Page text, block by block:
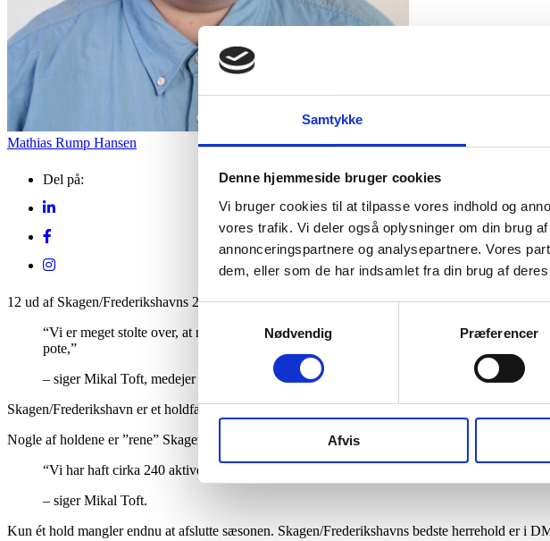
Samtykke
Denne hjemmeside bruger cookies
Vi bruger cookies til at tilpasse vores indhold og
vores trafik. Vi deler også oplysninger om din brug
annonceringspartnere og analysepartnere. Vores
dem, eller som de har indsamlet fra din brug af
Samtykkevalg
Nødvendig
Præferencer
Afvis
Mathias Rump Hansen
Del på:
12 ud af Skagen/Frederikshavns 27 turneringshold i padel rykkede op i forårssæsonen, som
“Vi er meget stolte over, at næsten halvdelen af vores hold kunne lade
pote,”
– siger Mikal Toft, medejer af Padel 99.
Skagen/Frederikshavn er et holdfællesskab mellem Padel 99 i Frederikshavn og Skagen
Nogle af holdene er ”rene” Skagen- eller Frederikshavn-hold, mens andre hold består af spillere
“Vi har haft cirka 240 aktive turneringsspillere i foråret. Det er ret vildt og fortæller alt
– siger Mikal Toft.
Kun ét hold mangler endnu at afslutte sæsonen. Skagen/Frederikshavns bedste herrehold er i